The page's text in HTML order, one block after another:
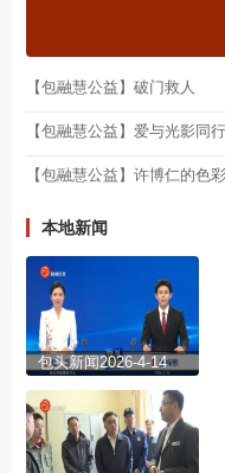
【包融慧公益】破门救人
【包融慧公益】爱与光影同行
【包融慧公益】许博仁的色
本地新闻
包头新闻2026-4-14